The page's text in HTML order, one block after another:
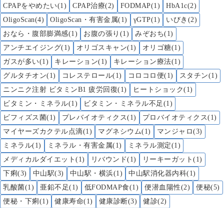
CPAPをやめたい(1) CPAP治療(2) FODMAP(1)
HbA1c(2)
OligoScan(4)
OligoScan・有害金属(1) γGTP(1)
いびき(2)
おなら・腹部膨満感(1)
お腹の張り(1)
みぞおち(1)
アンチエイジング(1)
オリゴスキャン(1)
オリゴ糖(1)
ガスが多い(1)
キレーション(1)
キレーション療法(1)
グルタチオン(1)
コレステロール(1) コロコロ便(1)
スタチン(1)
ニンニク注射 ビタミンB1 疲労回復(1)
ヒートショック(1)
ビタミン・ミネラル(1)
ビタミン・ミネラル不足(1)
ビフィズス菌(1)
プレバイオティクス(1)
プロバイオティクス(1)
マイヤーズカクテル点滴(1)
マグネシウム(1)
マンジャロ(3)
ミネラル(1)
ミネラル・有害金属(1)
ミネラル測定(1)
メディカルダイエット(1)
リバウンド(1)
リーキーガット(1)
下痢(3)
中山駅(3) 中山駅・横浜(1)
中山駅消化器内科(1)
乳酸菌(1)
亜鉛不足(1) 低FODMAP食(1) 便潜血陽性(2)
便秘(5)
便秘・下痢(1)
健康寿命(1) 健康診断(3)
健診(2)